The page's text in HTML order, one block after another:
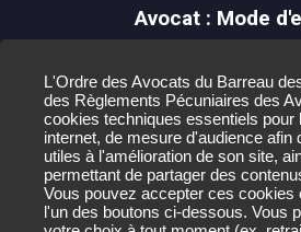
Avocat : Mode
Actualités
Contact
Mentions
L'Ordre des Avocats du Barreau
des Règlements Pécuniaires des
cookies techniques essentiels
internet, de mesure d'audience afin
utiles à l'amélioration de son site,
permettant de partager des
Vous pouvez accepter ces cookies
l'un des boutons ci-dessous. Vous